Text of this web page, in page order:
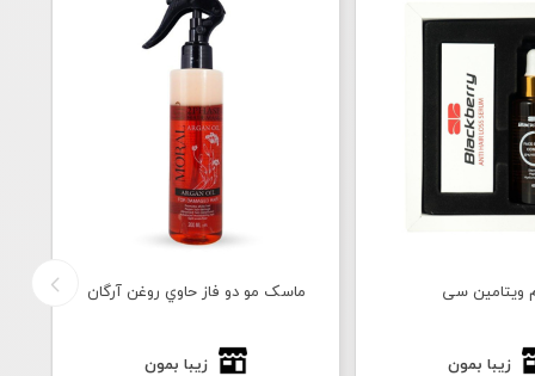
ویتامین سی
زیبا بمون
ماسک مو دو فاز حاوي روغن آرگان
زیبا بمون